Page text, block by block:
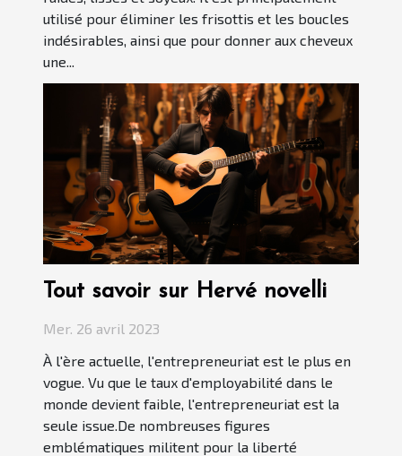
utilisé pour éliminer les frisottis et les boucles
indésirables, ainsi que pour donner aux cheveux
une...
Tout savoir sur Hervé novelli
Mer. 26 avril 2023
À l'ère actuelle, l'entrepreneuriat est le plus en
vogue. Vu que le taux d'employabilité dans le
monde devient faible, l'entrepreneuriat est la
seule issue.De nombreuses figures
emblématiques militent pour la liberté